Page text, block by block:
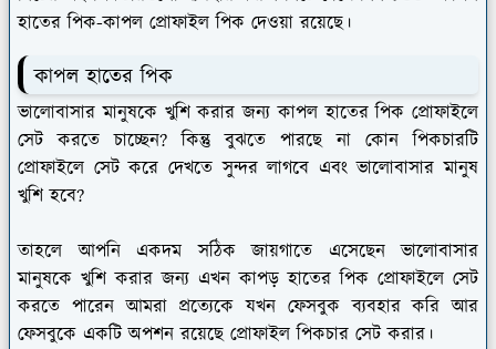
হাতের পিক-কাপল প্রোফাইল পিক দেওয়া রয়েছে।
কাপল হাতের পিক
ভালোবাসার মানুষকে খুশি করার জন্য কাপল হাতের পিক প্রোফাইলে
সেট করতে চাচ্ছেন? কিন্তু বুঝতে পারছে না কোন পিকচারটি
প্রোফাইলে সেট করে দেখতে সুন্দর লাগবে এবং ভালোবাসার মানুষ
খুশি হবে?
তাহলে আপনি একদম সঠিক জায়গাতে এসেছেন ভালোবাসার
মানুষকে খুশি করার জন্য এখন কাপড় হাতের পিক প্রোফাইলে সেট
করতে পারেন আমরা প্রত্যেকে যখন ফেসবুক ব্যবহার করি আর
ফেসবুকে একটি অপশন রয়েছে প্রোফাইল পিকচার সেট করার।